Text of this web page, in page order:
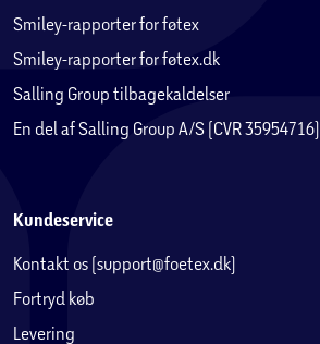
Smiley-rapporter for føtex
Smiley-rapporter for føtex.dk
Salling Group tilbagekaldelser
En del af Salling Group A/S (CVR 35954716)
Kundeservice
Kontakt os (support@foetex.dk)
Fortryd køb
Levering